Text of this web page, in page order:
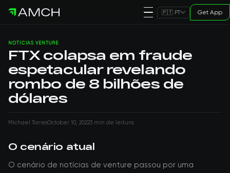
🇵🇹 PT Get App
NOTÍCIAS VENTURE
FTX colapsa em fraude
espetacular revelando
rombo de 8 bilhões de
dólares
Michael TorresOctober 10, 20223 min de leitura
O cenário atual
O cenário de notícias de venture passou por uma